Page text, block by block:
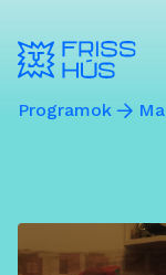
Programok